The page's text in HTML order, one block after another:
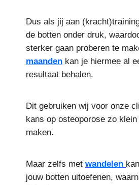
Dus als jij aan
de botten onder druk,
sterker gaan proberen te
maanden kan je hiermee al
resultaat behalen.
Dit gebruiken wij voor onze
kans op osteoporose zo
maken.
Maar zelfs met wandelen
jouw botten uitoefenen,